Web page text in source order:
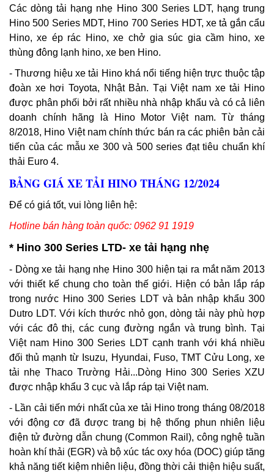
Các dòng tải hạng nhẹ Hino 300 Series LDT, hạng trung
Hino 500 Series MDT, Hino 700 Series HDT, xe tả gắn cẩu
Hino, xe ép rác Hino, xe chở gia súc gia cầm hino, xe
thùng đông lạnh hino, xe ben Hino.
- Thương hiệu xe tải Hino khá nổi tiếng hiện trực thuộc tập
đoàn xe hơi Toyota, Nhật Bản. Tại Việt nam xe tải Hino
được phân phối bởi rất nhiều nhà nhập khẩu và có cả liên
doanh chính hãng là Hino Motor Việt nam. Từ tháng
8/2018, Hino Việt nam chính thức bán ra các phiên bản cải
tiến của các mẫu xe 300 và 500 series đạt tiêu chuẩn khí
thải Euro 4.
BẢNG GIÁ XE TẢI HINO THÁNG 12/2024
Để có giá tốt, vui lòng liên hệ:
Hotline bán hàng toàn quốc: 0962 91 1919
* Hino 300 Series LTD- xe tải hạng nhẹ
- Dòng xe tải hạng nhẹ Hino 300 hiện tại ra mắt năm 2013
với thiết kế chung cho toàn thế giới. Hiện có bản lắp ráp
trong nước Hino 300 Series LDT và bản nhập khẩu 300
Dutro LDT. Với kích thước nhỏ gọn, dòng tải này phù hợp
với các đô thị, các cung đường ngắn và trung bình. Tại
Việt nam Hino 300 Series LDT cạnh tranh với khá nhiều
đối thủ mạnh từ Isuzu, Hyundai, Fuso, TMT Cửu Long, xe
tải nhẹ Thaco Trường Hải...Dòng Hino 300 Series XZU
được nhập khẩu 3 cục và lắp ráp tại Việt nam.
- Lần cải tiến mới nhất của xe tải Hino trong tháng 08/2018
với động cơ đã được trang bị hệ thống phun nhiên liệu
điện tử đường dẫn chung (Common Rail), công nghệ tuần
hoàn khí thải (EGR) và bộ xúc tác oxy hóa (DOC) giúp tăng
khả năng tiết kiệm nhiên liệu, đồng thời cải thiện hiệu suất,